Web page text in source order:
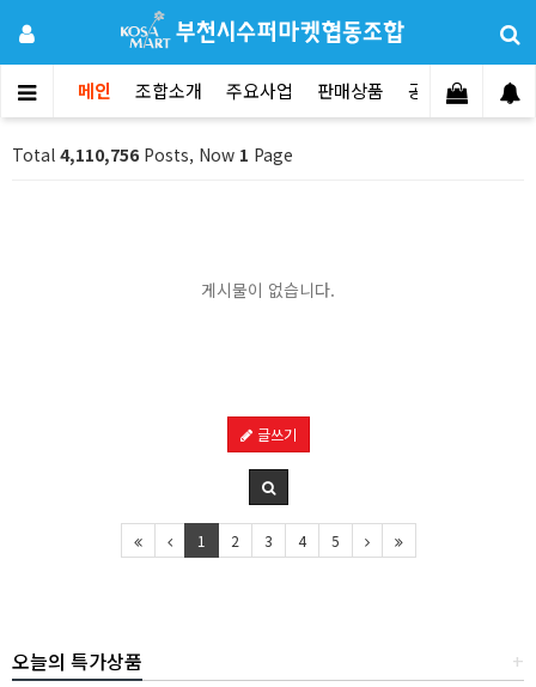
메인 조합소개 주요사업 판매상품 공지사항 문
Total 4,110,756 Posts, Now 1 Page
게시물이 없습니다.
글쓰기
1 2 3 4 5
+
오늘의 특가상품